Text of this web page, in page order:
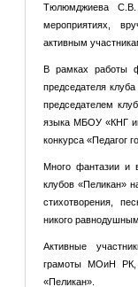
Тюлюмджиева С.В.
мероприятиях,
активным
В рамках работы
председателя
председателем
языка МБОУ «КНГ
конкурса «Педагог
Много фантазии и
клубов «Пеликан»
стихотворения,
никого
Активные
грамоты МОиН РК,
«Пеликан».